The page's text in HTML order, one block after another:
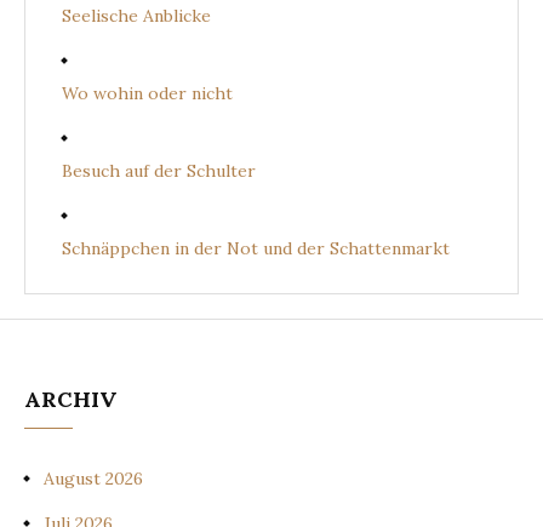
Seelische Anblicke
Wo wohin oder nicht
Besuch auf der Schulter
Schnäppchen in der Not und der Schattenmarkt
ARCHIV
August 2026